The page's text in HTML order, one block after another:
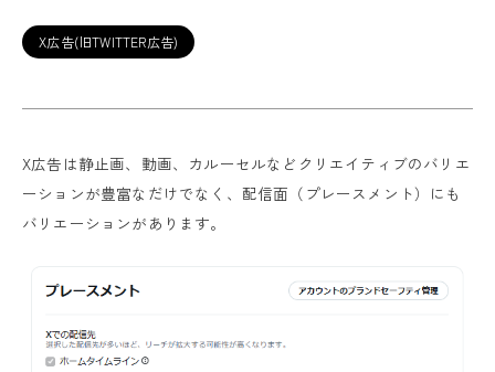
X広告(旧TWITTER広告)
X広告は静止画、動画、カルーセルなどクリエイティブのバリエ
ーションが豊富なだけでなく、配信面（プレースメント）にも
バリエーションがあります。